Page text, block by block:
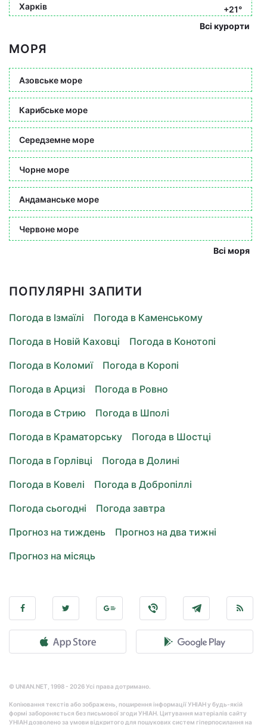
Харків
+21°
Всі курорти
МОРЯ
Азовське море
Карибське море
Середземне море
Чорне море
Андаманське море
Червоне море
Всі моря
ПОПУЛЯРНІ ЗАПИТИ
Погода в Ізмаїлі
Погода в Каменському
Погода в Новій Каховці
Погода в Конотопі
Погода в Коломиї
Погода в Коропі
Погода в Арцизі
Погода в Ровно
Погода в Стрию
Погода в Шполі
Погода в Краматорську
Погода в Шостці
Погода в Горлівці
Погода в Долині
Погода в Ковелі
Погода в Добропіллі
Погода сьогодні
Погода завтра
Прогноз на тиждень
Прогноз на два тижні
Прогноз на місяць
© UNIAN.NET, 1998 - 2026 Усі права дотримано.
Копіювання текстів або зображень, поширення інформації УНІАН у будь-якій
формі забороняється без письмової згоди УНІАН. Цитування матеріалів сайту
УНІАН дозволено за умови відкритого для пошукових систем гіперпосилання на